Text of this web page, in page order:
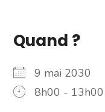
Quand ?
9 mai 2030
8h00 - 13h00